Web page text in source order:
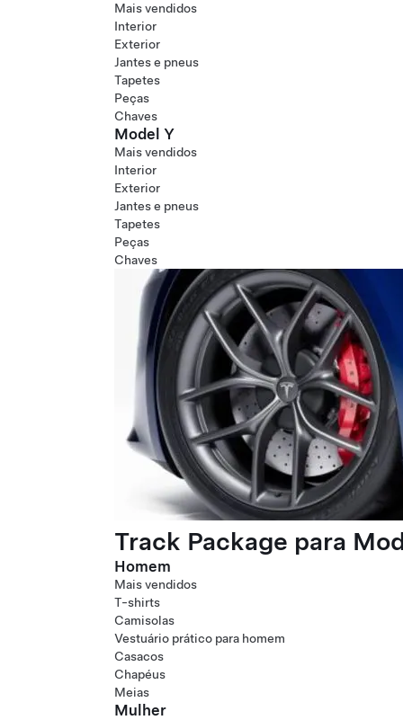
Mais vendidos
Interior
Exterior
Jantes e pneus
Tapetes
Peças
Chaves
Model Y
Mais vendidos
Interior
Exterior
Jantes e pneus
Tapetes
Peças
Chaves
Track Package para
Homem
Mais vendidos
T-shirts
Camisolas
Vestuário prático para homem
Casacos
Chapéus
Meias
Mulher